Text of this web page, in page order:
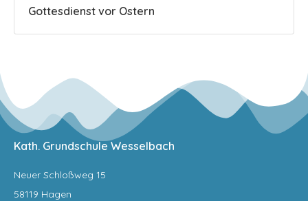
Gottesdienst vor Ostern
Kath. Grundschule Wesselbach
Neuer Schloßweg 15
58119 Hagen